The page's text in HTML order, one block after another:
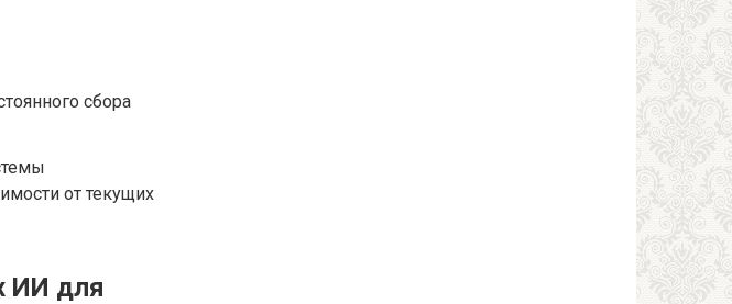
сбора
от текущих
ИИ для